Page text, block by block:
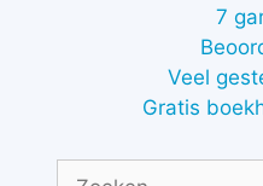
7
Veel
Gratis